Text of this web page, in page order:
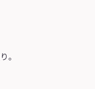
。